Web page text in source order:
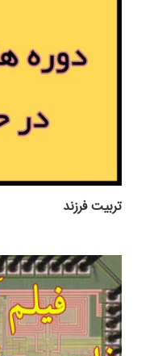
تربيت فرزند